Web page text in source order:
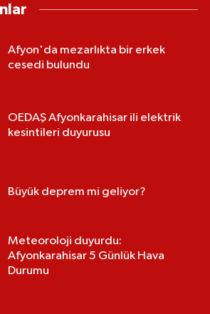
Afyon'da mezarlıkta bir erkek
cesedi bulundu
OEDAŞ Afyonkarahisar ili elektrik
kesintileri duyurusu
Büyük deprem mi geliyor?
Meteoroloji duyurdu:
Afyonkarahisar 5 Günlük Hava
Durumu